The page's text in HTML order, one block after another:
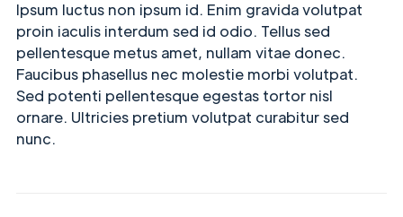
Ipsum luctus non ipsum id. Enim gravida volutpat
proin iaculis interdum sed id odio. Tellus sed
pellentesque metus amet, nullam vitae donec.
Faucibus phasellus nec molestie morbi volutpat.
Sed potenti pellentesque egestas tortor nisl
ornare. Ultricies pretium volutpat curabitur sed
nunc.